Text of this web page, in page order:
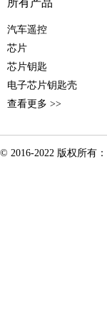
所有产品
汽车遥控
芯片
芯片钥匙
电子芯片钥匙壳
查看更多 >>
© 2016-2022 版权所有：